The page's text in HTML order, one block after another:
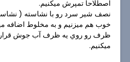
اصطلاحا تمپرش ميكنيم.
نصف شير سرد رو با نشاسته (
خوب هم ميزنيم و به مخلوط اضافه
ظرف رو روي يه ظرف آب جوش قرار
ميكنيم.